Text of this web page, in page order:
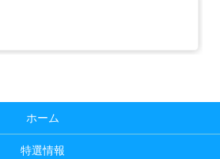
ホーム
特選情報